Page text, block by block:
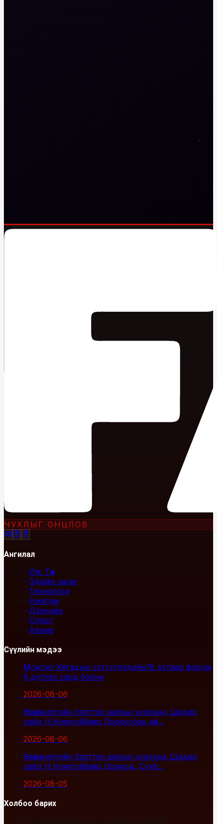
ЧУХЛЫГ ОНЦЛОВ
Ангилал
Улс Төр
Эдийн засаг
Технологи
Нийгэм
Дэлхийд
Спорт
Архив
Сүүлийн мэдээ
Монгол-Хятадын сэтгүүлчдийн16 дугаар форум
9 дүгээр сард болно
2026-08-06
Өвөлжилтийн бэлтгэл ажлын хүрээнд Шадар
сайд Н.Номтойбаяр Дорноговь ай...
2026-08-06
Өвөлжилтийн бэлтгэл ажлын хүрээнд Шадар
сайд Н.Номтойбаяр Дорнод, Сүхб...
2026-08-05
Холбоо барих